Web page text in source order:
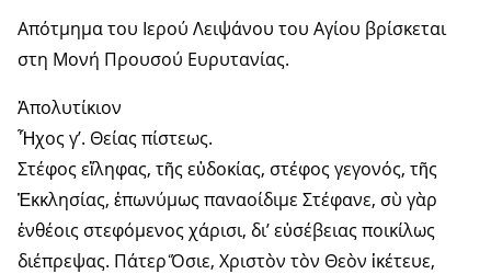
Απότμημα του Ιερού Λειψάνου του Αγίου βρίσκεται
στη Μονή Προυσού Ευρυτανίας.
Ἀπολυτίκιον
Ἦχος γ’. Θείας πίστεως.
Στέφος εἴληφας, τῆς εὐδοκίας, στέφος γεγονός, τῆς
Ἐκκλησίας, ἐπωνύμως παναοίδιμε Στέφανε, σὺ γὰρ
ἐνθέοις στεφόμενος χάρισι, δι’ εὐσέβειας ποικίλως
διέπρεψας. Πάτερ Ὅσιε, Χριστὸν τὸν Θεὸν ἱκέτευε,